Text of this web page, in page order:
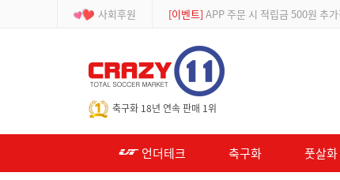
사회후원 [등급제] 회원가입 시 최대 2% 적립 및 할
축구화 18년 연속 판매 1위
언더테크 축구화 풋살화